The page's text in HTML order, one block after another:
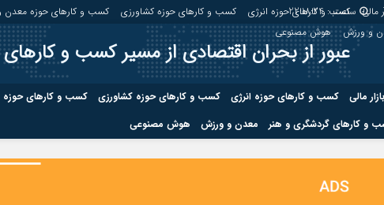
ساعت :22:18:25 مالی کسب و کارهای حوزه انرژی کسب و کارهای حوزه کشاورزی
کسب و کارهای حوزه معدن
و ورزش هوش مصنوعی
عبور از بحران اقتصادی از مسیر کسب و
مالی کسب و کارهای حوزه انرژی کسب و کارهای حوزه کشاورزی
کسب و کارهای
و کارهای گردشگری و هنر معدن و ورزش هوش مصنوعی
درباره ما صفحه
حوزه کشاورزی